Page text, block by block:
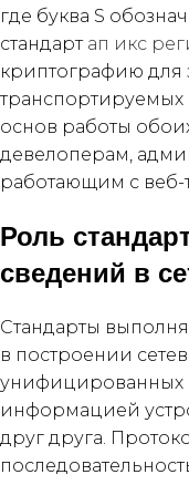
где буква S
стандарт ап икс
криптографию для
основ работы
девелоперам,
работающим с веб-
Роль
сведений в
Стандарты
в построении
унифицированных
информацией
друг друга.